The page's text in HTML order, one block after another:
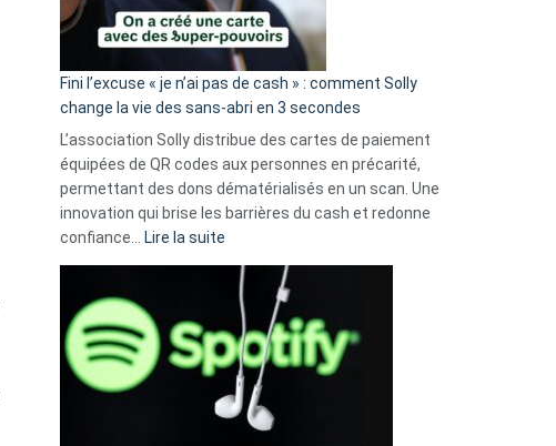
Fini l’excuse « je n’ai pas de cash » : comment Solly
change la vie des sans-abri en 3 secondes
L’association Solly distribue des cartes de paiement
équipées de QR codes aux personnes en précarité,
permettant des dons dématérialisés en un scan. Une
innovation qui brise les barrières du cash et redonne
confiance…
Lire la suite
l’excuse
je
n’ai
pas
de
cash